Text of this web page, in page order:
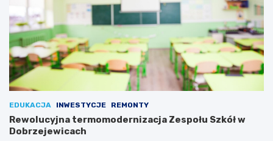
EDUKACJA INWESTYCJE REMONTY
Rewolucyjna termomodernizacja Zespołu Szkół w
Dobrzejewicach